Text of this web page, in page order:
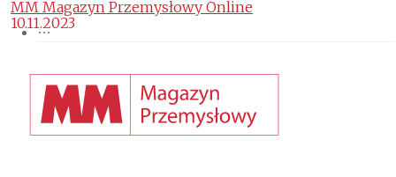
MM Magazyn Przemysłowy Online
10.11.2023